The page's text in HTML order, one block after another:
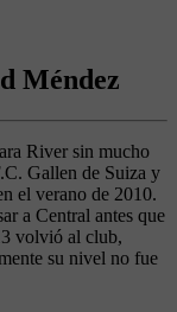
Méndez
River sin mucho
Gallen de Suiza y
el verano de 2010.
a Central antes que
volvió al club,
su nivel no fue